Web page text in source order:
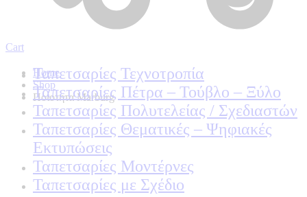
Home
Shop
Ποιοτητα Marburg
Cart
Ταπετσαρίες Τεχνοτροπία
Ταπετσαρίες Πέτρα – Τούβλο – Ξύλο
Ταπετσαρίες Πολυτελείας / Σχεδιαστών
Ταπετσαρίες Θεματικές – Ψηφιακές
Εκτυπώσεις
Ταπετσαρίες Μοντέρνες
Ταπετσαρίες με Σχέδιο